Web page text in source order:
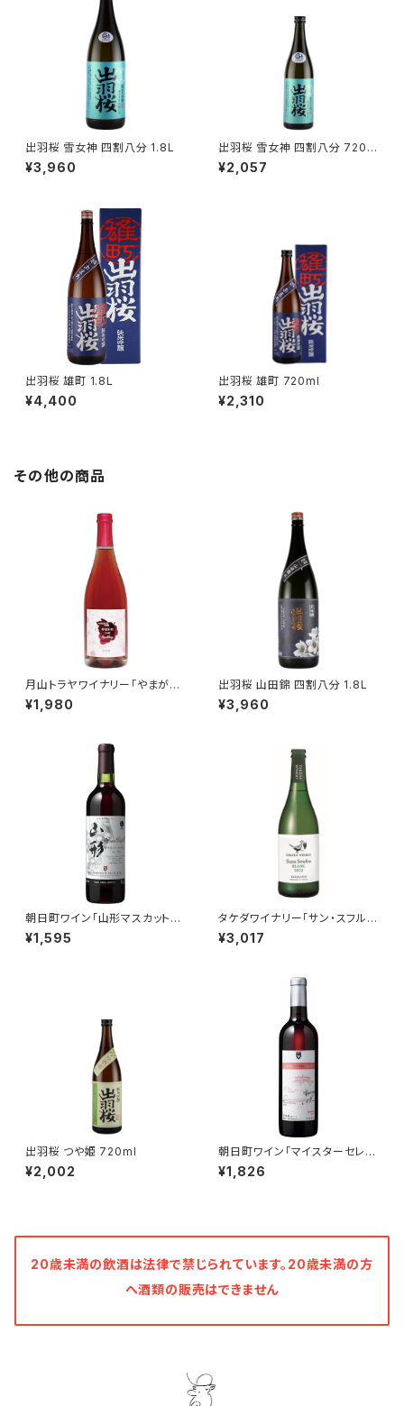
出羽桜 雪女神 四割八分 1.8L
¥3,960
出羽桜 雪女神 四割八分 720m
l¥2,057
出羽桜 雄町 1.8L
¥4,400
出羽桜 雄町 720ml
¥2,310
その他の商品
月山トラヤワイナリー「やまがた
ロゼスパークリング」750ml
¥1,980
出羽桜 山田錦 四割八分 1.8L
¥3,960
朝日町ワイン「山形マスカットベ
ーリーＡ 赤」720ml
¥1,595
タケダワイナリー「サン・スフル
白（発泡） 山形県産デラウェア種
100%」750ml
¥3,017
出羽桜 つや姫 720ml
¥2,002
朝日町ワイン「マイスターセレク
ション遅摘みマスカットベーリー
Ａロゼ」720ml
¥1,826
20歳未満の飲酒は法律で禁じられています。20歳未満の方
へ酒類の販売はできません